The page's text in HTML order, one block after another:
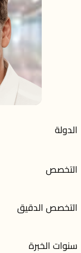
الدولة
التخصص
التخصص الدقيق
سنوات الخبرة